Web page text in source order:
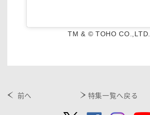
TM & © TOHO CO.,LTD.
前へ 特集一覧へ戻る